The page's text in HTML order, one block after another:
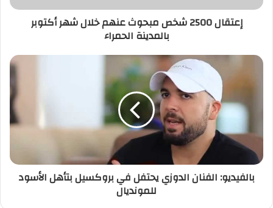
بالمدينة
الحمراء
إعتقال 2500 شخص مبحوث عنهم خلال شهر أكتوبر
بالمدينة الحمراء
بالفيديو:
بتأهل
الأسود
للمونديال
بالفيديو: الفنان الدوزي يحتفل في بروكسيل بتأهل الأسود
للمونديال